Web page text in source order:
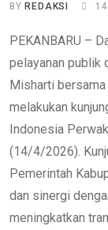
BY REDAKSI
PEKANBARU –
pelayanan publik
Misharti
melakukan
Indonesia
(14/4/2026).
Pemerintah
dan sinergi
meningkatkan